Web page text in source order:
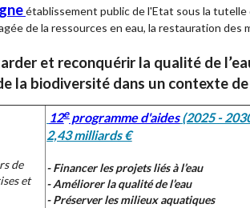
établissement public de l'Etat sous la
de la ressources en eau, la restauration des
et reconquérir la qualité de
la biodiversité dans un contexte
de
et
12eprogramme d'aides(2025 -
2,43 milliards €
- Financer les projets liés à l’eau
- Améliorer la qualité de l’eau
- Préserver les milieux aquatiques